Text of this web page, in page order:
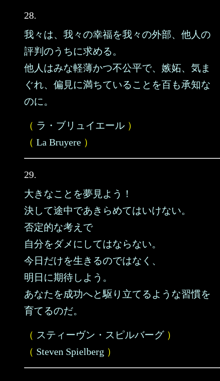
28.
我々は、我々の幸福を我々の外部、他人の
評判のうちに求める。
他人はみな軽薄かつ不公平で、嫉妬、気ま
ぐれ、偏見に満ちていることを百も承知な
のに。
（ ラ・ブリュイエール ）
（ La Bruyere ）
29.
大きなことを夢見よう！
決して途中であきらめてはいけない。
否定的な考えで
自分をダメにしてはならない。
今日だけを生きるのではなく、
明日に期待しよう。
あなたを成功へと駆り立てるような習慣を
育てるのだ。
（ スティーヴン・スピルバーグ）
（ Steven Spielberg ）